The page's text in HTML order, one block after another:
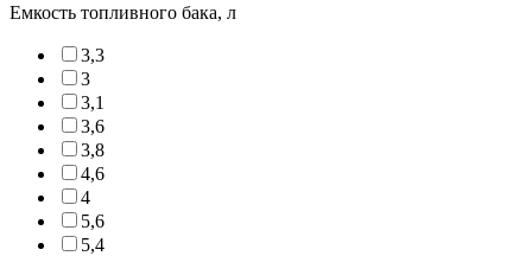
Емкость топливного бака, л
3,3
3
3,1
3,6
3,8
4,6
4
5,6
5,4